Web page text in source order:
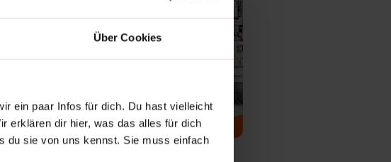
Über Cookies
ein paar Infos für dich. Du hast vielleicht
erklären dir hier, was das alles für dich
du sie von uns kennst. Sie muss einfach
Elektroniker/in für
Betriebstechnik